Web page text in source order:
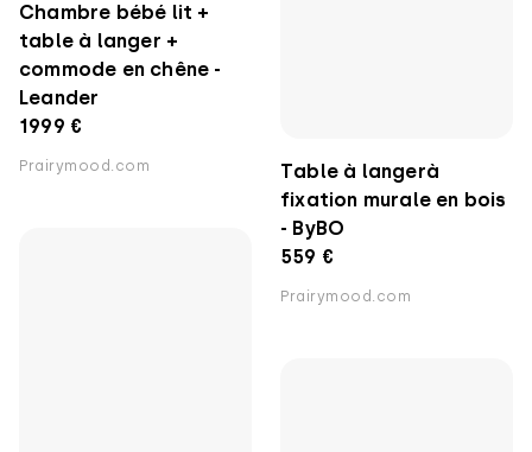
Table à langerà
fixation murale en bois
- ByBO
559 €
Prairymood.com